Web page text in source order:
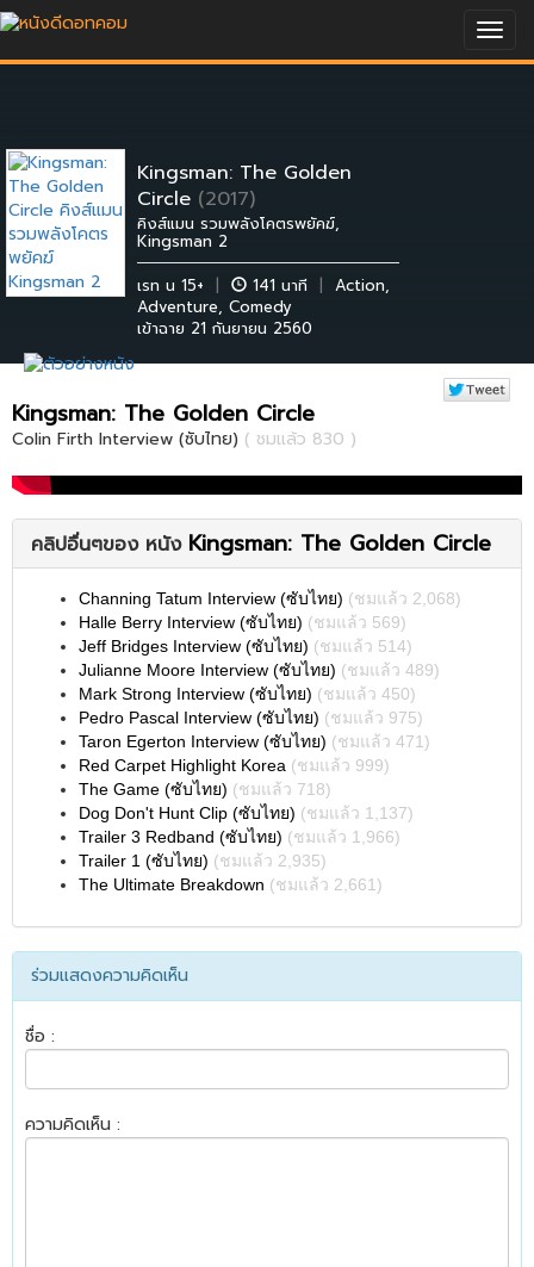
Kingsman: The Golden
Circle (2017)
คิงส์แมน รวมพลังโคตรพยัคฆ์,
Kingsman 2
เรท น 15+
| 141 นาที | Action,
Adventure, Comedy
เข้าฉาย 21 กันยายน 2560
Kingsman: The Golden Circle
Colin Firth Interview (ซับไทย) ( ชมแล้ว 830 )
คลิปอื่นๆของ หนัง Kingsman: The Golden Circle
Channing Tatum Interview (ซับไทย) (ชมแล้ว 2,068)
Halle Berry Interview (ซับไทย) (ชมแล้ว 569)
Jeff Bridges Interview (ซับไทย) (ชมแล้ว 514)
Julianne Moore Interview (ซับไทย) (ชมแล้ว 489)
Mark Strong Interview (ซับไทย) (ชมแล้ว 450)
Pedro Pascal Interview (ซับไทย) (ชมแล้ว 975)
Taron Egerton Interview (ซับไทย) (ชมแล้ว 471)
Red Carpet Highlight Korea (ชมแล้ว 999)
The Game (ซับไทย) (ชมแล้ว 718)
Dog Don't Hunt Clip (ซับไทย) (ชมแล้ว 1,137)
Trailer 3 Redband (ซับไทย) (ชมแล้ว 1,966)
Trailer 1 (ซับไทย) (ชมแล้ว 2,935)
The Ultimate Breakdown (ชมแล้ว 2,661)
ร่วมแสดงความคิดเห็น
ชื่อ :
ความคิดเห็น :